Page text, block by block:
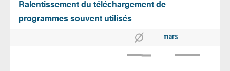
Ralentissement du téléchargement de
programmes souvent utilisés
mars